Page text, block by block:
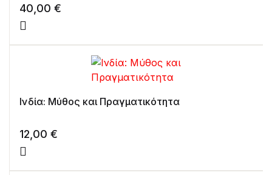
40,00 €
Ινδία: Μύθος και Πραγματικότητα
12,00 €